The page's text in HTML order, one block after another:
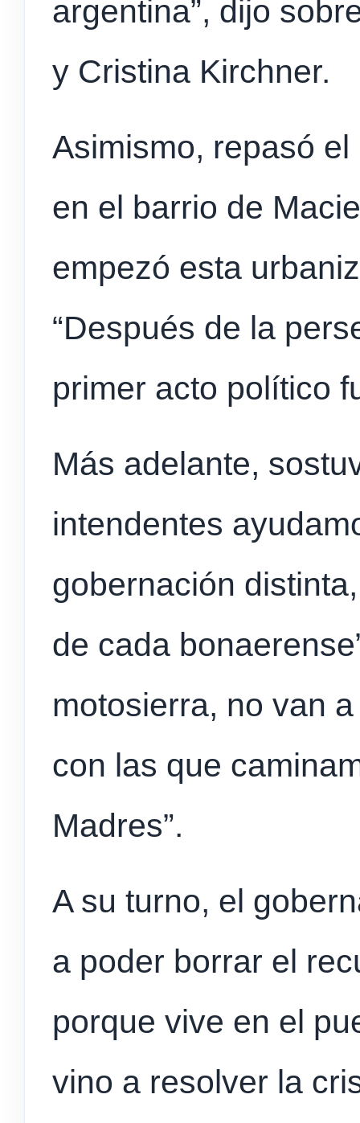
argentina”, dijo
y Cristina Kirchner.
Asimismo, repasó
en el barrio de
empezó esta
“Después de la
primer acto político
Más adelante,
intendentes
gobernación
de cada
motosierra, no van
con las que
Madres”.
A su turno, el
a poder borrar el
porque vive en el
vino a resolver la